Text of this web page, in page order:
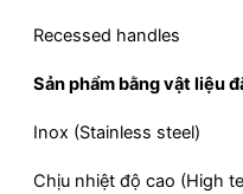
Recessed handles
Sản phẩm bằng vật liệu
Inox (Stainless steel)
Chịu nhiệt độ cao (High